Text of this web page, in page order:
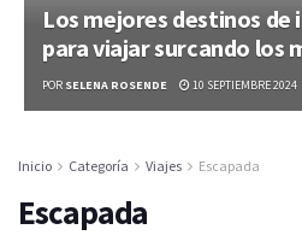
Los mejores destinos de
para viajar surcando los
POR SELENA ROSENDE 10 SEPTIEMBRE 2024
Inicio Categoría Viajes Escapada
Escapada
ritmos caribeños